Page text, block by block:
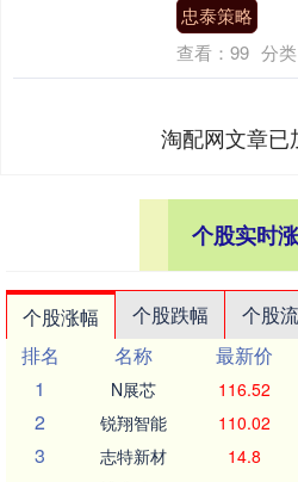
忠泰策略
查看： 99 分类
淘配网文章已
个股实时
个股涨幅 个股跌幅 个股
排名
名称 最新价
1
N展芯 116.52
2 锐翔智能 110.02
3 志特新材 14.8